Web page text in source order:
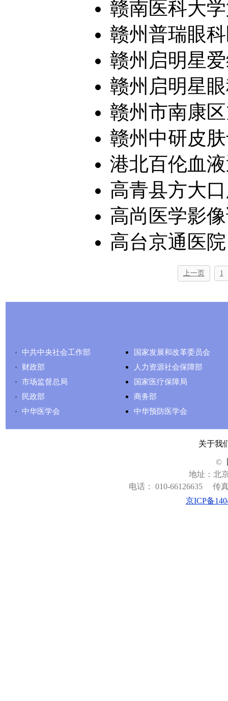
赣南医科大
赣州普瑞眼
赣州启明星
赣州启明星
赣州市南康
赣州中研皮
港北百伦血
高青县方大
高尚医学影
高台京通医院
上一页 1
中共中央社会工作部
国家发展和改革委员会
财政部
人力资源社会保障部
市场监督总局
国家医疗保障局
民政部
商务部
中华医学会
中华预防医学会
关于我
©
地址：北
电话： 010-66126635
传
京ICP备